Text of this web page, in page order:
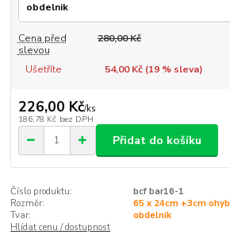
Cena před
slevou
280,00 Kč
Ušetříte 54,00 Kč (19% sleva)
226,00 Kč/ks
186,78 Kč bez DPH
Přidat do košíku
Číslo produktu:
bcf bar16-1
Rozměr:
65 x 24cm +3cm ohyb
Tvar:
obdelnik
Hlídat cenu / dostupnost